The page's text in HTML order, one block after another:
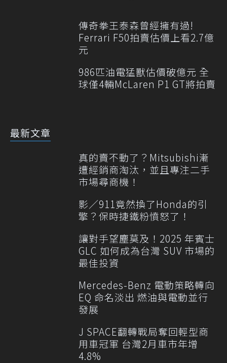
傳奇拳王泰森曾經擁有過!
Ferrari F50拍賣估價上看2.7億
元
986匹油電猛獸估價破億元 全
球僅4輛McLaren P1 GT將拍賣
最新文章
真的賣不動了？Mitsubishi漸
遭經銷商淘汰，並且專注二手
市場尋商機！
影／911竟然換了Honda的引
擎？保時捷鐵粉憤怒了！
讓對手望塵莫及！2025 年賓士
GLC 如何成為台灣 SUV 市場的
最佳投資
Mercedes-Benz 電動策略轉向
EQ 命名淡出 燃油與電動並行
發展
J SPACE翻轉戰局奪回輕型商
用車冠軍 台灣2月車市年增
4.8%